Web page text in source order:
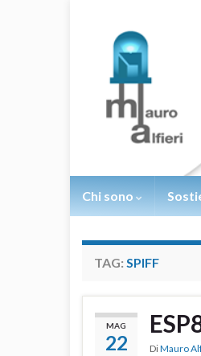
Chi sono
TAG: SPIFF
MAG
22 DiMauro